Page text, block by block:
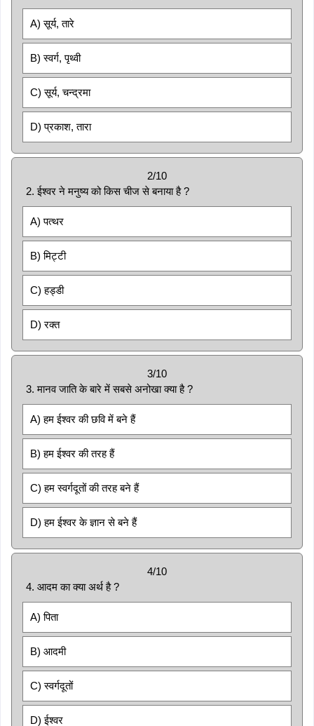
A) सूर्य, तारे
B) स्वर्ग, पृथ्वी
C) सूर्य, चन्द्रमा
D) प्रकाश, तारा
2/10
2. ईश्वर ने मनुष्य को किस चीज से बनाया है ?
A) पत्थर
B) मिट्टी
C) हड्डी
D) रक्त
3/10
3. मानव जाति के बारे में सबसे अनोखा क्या है ?
A) हम ईश्वर की छवि में बने हैं
B) हम ईश्वर की तरह हैं
C) हम स्वर्गदूतों की तरह बने हैं
D) हम ईश्वर के ज्ञान से बने हैं
4/10
4. आदम का क्या अर्थ है ?
A) पिता
B) आदमी
C) स्वर्गदूतों
D) ईश्वर